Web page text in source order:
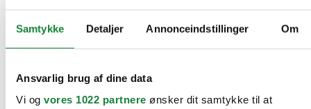
Samtykke Detaljer Annonceindstillinger Om
Ansvarlig brug af dine data
Vi og vores 1022 partnere ønsker dit samtykke til at